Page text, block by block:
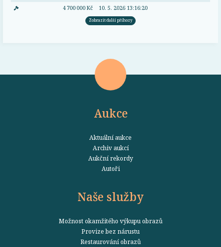
4 700 000 Kč
10. 5. 2026 13:16:20
Zobrazit další příhozy
Aukce
Aktuální aukce
Archiv aukcí
Aukční rekordy
Autoři
Naše služby
Možnost okamžitého výkupu obrazů
Provize bez nárustu
Restaurování obrazů